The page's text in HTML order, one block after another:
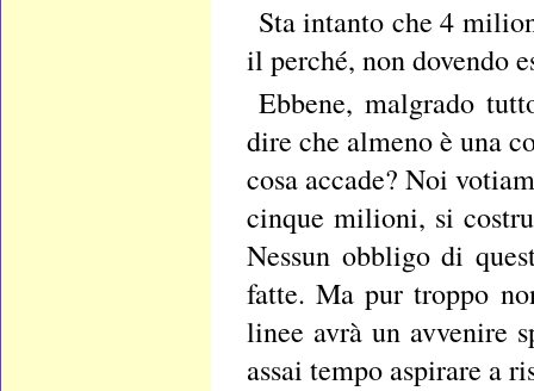
Sta intanto che 4
il perché, non dovendo
Ebbene, malgrado
dire che almeno è una
cosa accade? Noi
cinque milioni, si
Nessun obbligo di
fatte. Ma pur troppo
linee avrà un avvenire
assai tempo aspirare a